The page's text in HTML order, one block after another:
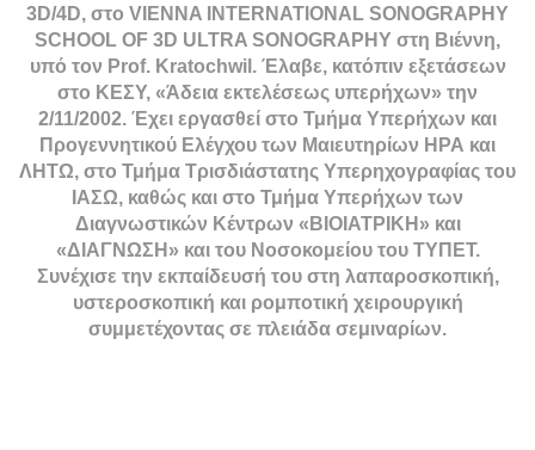
3D/4D, στο VIENNA INTERNATIONAL SONOGRAPHY
SCHOOL OF 3D ULTRA SONOGRAPHY στη Βιέννη,
υπό τον Prof. Kratochwil. Έλαβε, κατόπιν εξετάσεων
στο ΚΕΣΥ, «Άδεια εκτελέσεως υπερήχων» την
2/11/2002. Έχει εργασθεί στο Τμήμα Υπερήχων και
Προγεννητικού Ελέγχου των Μαιευτηρίων ΗΡΑ και
ΛΗΤΩ, στο Τμήμα Τρισδιάστατης Υπερηχογραφίας του
ΙΑΣΩ, καθώς και στο Τμήμα Υπερήχων των
Διαγνωστικών Κέντρων «ΒΙΟΙΑΤΡΙΚΗ» και
«ΔΙΑΓΝΩΣΗ» και του Νοσοκομείου του ΤΥΠΕΤ.
Συνέχισε την εκπαίδευσή του στη λαπαροσκοπική,
υστεροσκοπική και ρομποτική χειρουργική
συμμετέχοντας σε πλειάδα σεμιναρίων.